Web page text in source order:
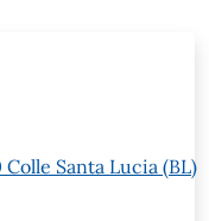
Santa Lucia (BL)